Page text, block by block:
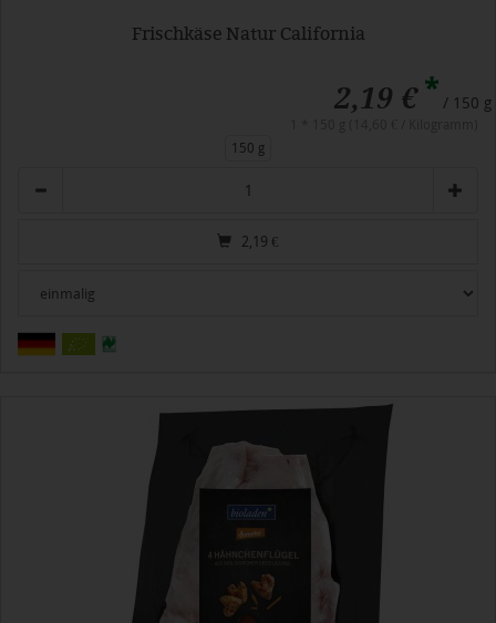
Frischkäse Natur California
2,19 €* / 150 g
150 g
2,19 €